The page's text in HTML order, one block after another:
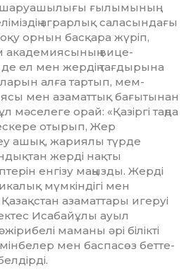
шаруашылығы ғы­лымының
аграрлық саласындағы
орнын басқара жүріп,
академиясының вице-
де ел мен жердің тағдырына
алға тартып, мем­
мен аза­мат­тық бағытынан
орай: «Қазіргі таңда
отырып, Жер
ашық, жариялы түрде
жерді нақты
енгізу маңызды. Жерді
мүмкіндігі мен
азаматтары игеруі
Исабайұлы ауыл
маманы әрі білікті
мен баспасөз бет­те­